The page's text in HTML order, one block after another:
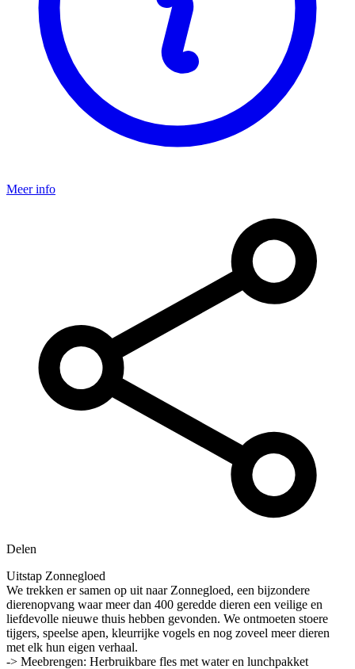
Meer info
Delen
Uitstap Zonnegloed
We trekken er samen op uit naar Zonnegloed, een bijzondere
dierenopvang waar meer dan 400 geredde dieren een veilige en
liefdevolle nieuwe thuis hebben gevonden. We ontmoeten stoere
tijgers, speelse apen, kleurrijke vogels en nog zoveel meer dieren
met elk hun eigen verhaal.
-> Meebrengen: Herbruikbare fles met water en lunchpakket